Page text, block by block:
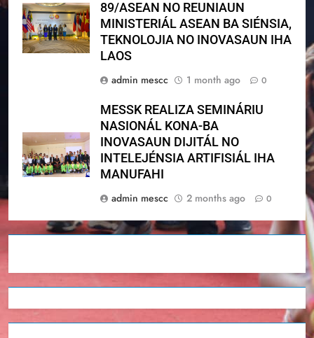
89/ASEAN NO REUNIAUN
MINISTERIÁL ASEAN BA SIÉNSIA,
TEKNOLOJIA NO INOVASAUN IHA
LAOS
admin mescc
1 month ago 0
MESSK REALIZA SEMINÁRIU
NASIONÁL KONA-BA
INOVASAUN DIJITÁL NO
INTELEJÉNSIA ARTIFISIÁL IHA
MANUFAHI
admin mescc
2 months ago 0